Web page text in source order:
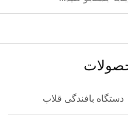
دستگاه بافندگی قلاب